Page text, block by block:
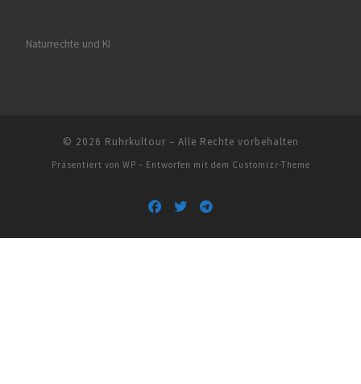
Naturrechte und KI
© 2026 Ruhrkultour– Alle Rechte vorbehalten
Präsentiert von WP – Entworfen mit dem Customizr-Theme